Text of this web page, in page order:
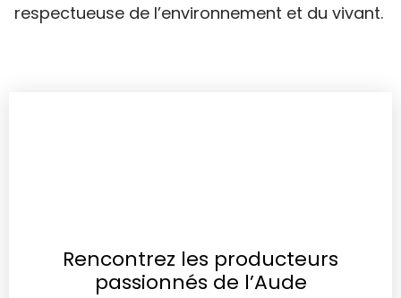
respectueuse de l’environnement et du vivant.
Rencontrez les producteurs
passionnés de l’Aude